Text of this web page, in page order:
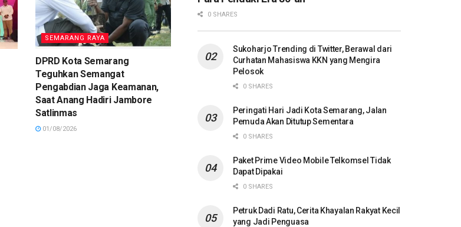
SEMARANG RAYA
DPRD Kota Semarang
Teguhkan Semangat
Pengabdian Jaga Keamanan,
Saat Anang Hadiri Jambore
Satlinmas
01/08/2026
0 SHARES
Sukoharjo Trending di Twitter, Berawal dari
Curhatan Mahasiswa KKN yang Mengira
Pelosok
0 SHARES
Peringati Hari Jadi Kota Semarang, Jalan
Pemuda Akan Ditutup Sementara
0 SHARES
Paket Prime Video Mobile Telkomsel Tidak
Dapat Dipakai
0 SHARES
Petruk Dadi Ratu, Cerita Khayalan Rakyat Kecil
yang Jadi Penguasa